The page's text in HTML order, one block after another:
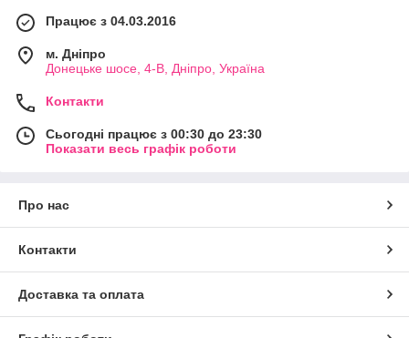
Працює з 04.03.2016
м. Дніпро
Донецьке шосе, 4-В, Дніпро, Україна
Контакти
Сьогодні працює з 00:30 до 23:30
Показати весь графік роботи
Про нас
Контакти
Доставка та оплата